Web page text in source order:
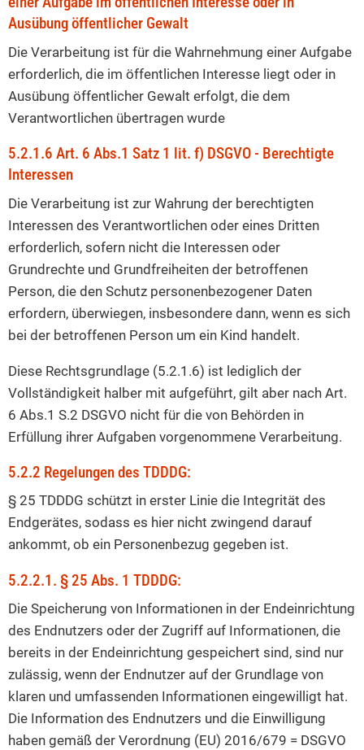
Ausübung öffentlicher Gewalt
Die Verarbeitung ist für die Wahrnehmung einer Aufgabe
erforderlich, die im öffentlichen Interesse liegt oder in
Ausübung öffentlicher Gewalt erfolgt, die dem
Verantwortlichen übertragen wurde
5.2.1.6 Art. 6 Abs.1 Satz 1 lit. f) DSGVO - Berechtigte
Interessen
Die Verarbeitung ist zur Wahrung der berechtigten
Interessen des Verantwortlichen oder eines Dritten
erforderlich, sofern nicht die Interessen oder
Grundrechte und Grundfreiheiten der betroffenen
Person, die den Schutz personenbezogener Daten
erfordern, überwiegen, insbesondere dann, wenn es sich
bei der betroffenen Person um ein Kind handelt.
Diese Rechtsgrundlage (5.2.1.6) ist lediglich der
Vollständigkeit halber mit aufgeführt, gilt aber nach Art.
6 Abs.1 S.2 DSGVO nicht für die von Behörden in
Erfüllung ihrer Aufgaben vorgenommene Verarbeitung.
5.2.2 Regelungen des TDDDG:
§ 25 TDDDG schützt in erster Linie die Integrität des
Endgerätes, sodass es hier nicht zwingend darauf
ankommt, ob ein Personenbezug gegeben ist.
5.2.2.1. § 25 Abs. 1 TDDDG:
Die Speicherung von Informationen in der Endeinrichtung
des Endnutzers oder der Zugriff auf Informationen, die
bereits in der Endeinrichtung gespeichert sind, sind nur
zulässig, wenn der Endnutzer auf der Grundlage von
klaren und umfassenden Informationen eingewilligt hat.
Die Information des Endnutzers und die Einwilligung
haben gemäß der Verordnung (EU) 2016/679 = DSGVO